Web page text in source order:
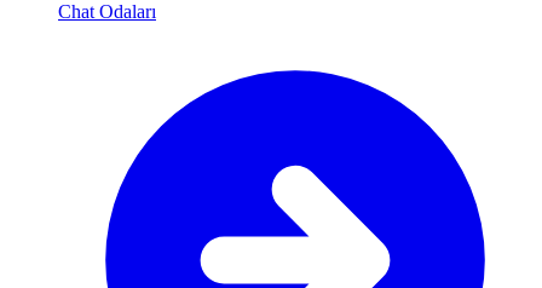
Chat Odaları